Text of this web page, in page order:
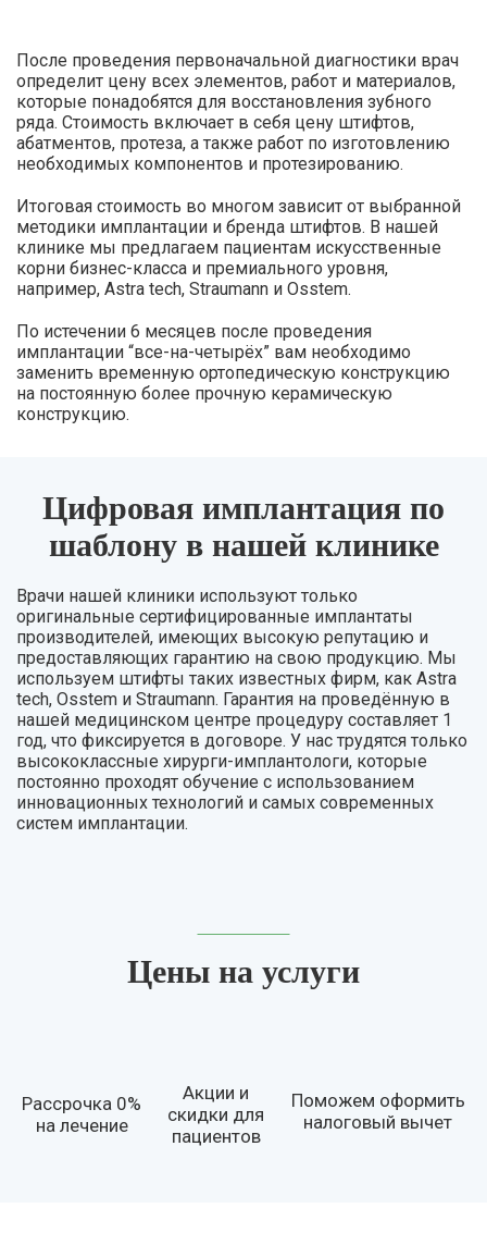
После проведения первоначальной диагностики врач
определит цену всех элементов, работ и материалов,
которые понадобятся для восстановления зубного
ряда. Стоимость включает в себя цену штифтов,
абатментов, протеза, а также работ по изготовлению
необходимых компонентов и протезированию.
Итоговая стоимость во многом зависит от выбранной
методики имплантации и бренда штифтов. В нашей
клинике мы предлагаем пациентам искусственные
корни бизнес-класса и премиального уровня,
например, Astra tech, Straumann и Osstem.
По истечении 6 месяцев после проведения
имплантации “все-на-четырёх” вам необходимо
заменить временную ортопедическую конструкцию
на постоянную более прочную керамическую
конструкцию.
Цифровая имплантация по
шаблону в нашей клинике
Врачи нашей клиники используют только
оригинальные сертифицированные имплантаты
производителей, имеющих высокую репутацию и
предоставляющих гарантию на свою продукцию. Мы
используем штифты таких известных фирм, как Astra
tech, Osstem и Straumann. Гарантия на проведённую в
нашей медицинском центре процедуру составляет 1
год, что фиксируется в договоре. У нас трудятся только
высококлассные хирурги-имплантологи, которые
постоянно проходят обучение с использованием
инновационных технологий и самых современных
систем имплантации.
Цены на услуги
Рассрочка 0%
на лечение
Акции и
скидки для
пациентов
Поможем оформить
налоговый вычет